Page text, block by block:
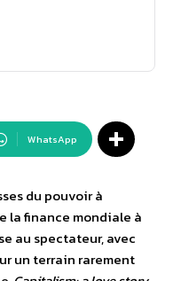
WhatsApp
du pouvoir à
la finance mondiale à
au spectateur, avec
un terrain rarement